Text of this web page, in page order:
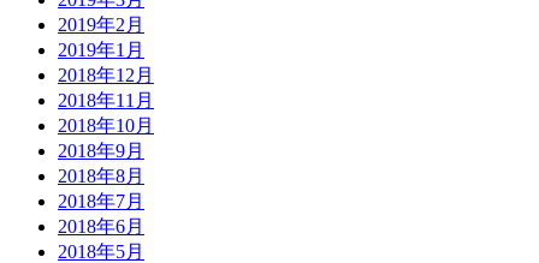
2019年2月
2019年1月
2018年12月
2018年11月
2018年10月
2018年9月
2018年8月
2018年7月
2018年6月
2018年5月